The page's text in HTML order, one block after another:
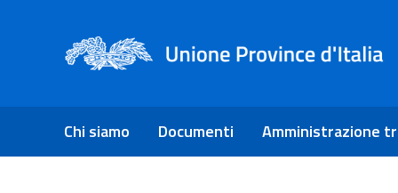
Chi siamo Documenti Amministrazione